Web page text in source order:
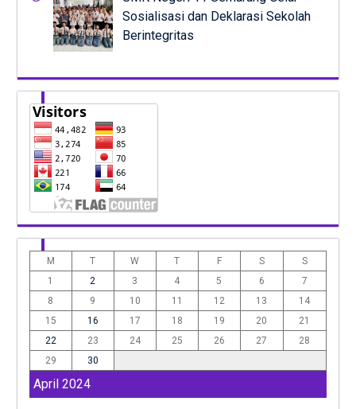
Sosialisasi dan Deklarasi Sekolah
Berintegritas
April 2024
M T W T F S
S
1
2 3 4 5 6
7
8
9 10 11 12 13
14
15
16 17 18 19 20
21
22
23 24 25 26 27
28
29
30